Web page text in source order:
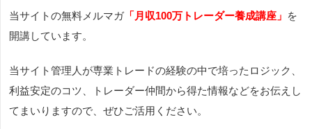
当サイトの無料メルマガ 「月収100万トレーダー養成講座」 を
開講しています。
当サイト管理人が専業トレードの経験の中で培ったロジック、
利益安定のコツ、トレーダー仲間から得た情報などをお伝えし
てまいりますので、ぜひご活用ください。